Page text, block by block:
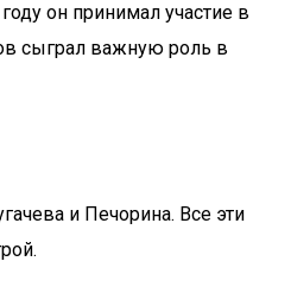
он принимал участие в
сыграл важную роль в
и Печорина. Все эти